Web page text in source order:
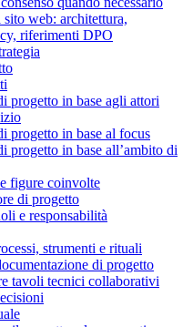
web: architettura,
riferimenti DPO
progetto in base agli attori
progetto in base al focus
progetto in base all’ambito di
figure coinvolte
di progetto
e responsabilità
strumenti e rituali
di progetto
tavoli tecnici collaborativi